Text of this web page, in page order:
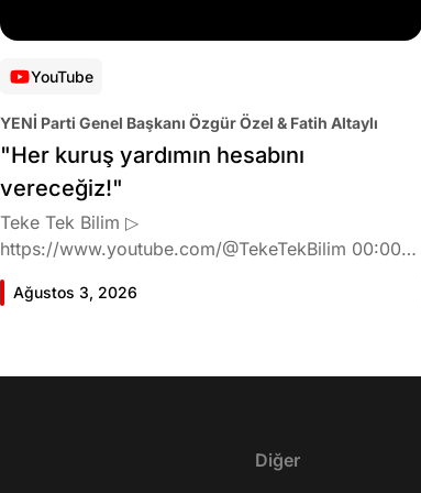
YouTube
YENİ Parti Genel Başkanı Özgür Özel & Fatih Altaylı
"Her kuruş yardımın hesabını
vereceğiz!"
Teke Tek Bilim ▷
https://www.youtube.com/@TekeTekBilim 00:00
Giriş 01:58 Butlan kararı 05:58 Butlan kararı kimin
meselesi? 11:32 Kılıçdaroğlu bu günlerin sinyalini
30:09 AK Parti'ye geçişlerin duracağının garantisi
Yargıtay kararından eminken neden partiden
Ağustos 3, 2026
Diğer